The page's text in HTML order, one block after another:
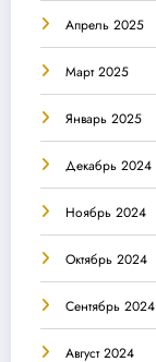
Апрель 2025
Март 2025
Январь 2025
Декабрь 2024
Ноябрь 2024
Октябрь 2024
Сентябрь 2024
Август 2024